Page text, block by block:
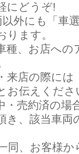
にどうぞ!
外にも「車
ります。
種、お店へ
来店の際に
お伝えくださ
・売約済の
き、該当車
同、お客様